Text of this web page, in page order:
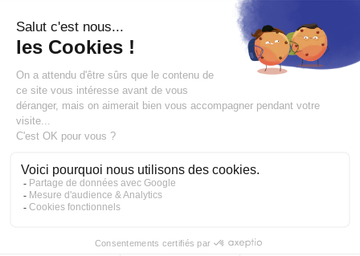
edisac.com
edisac.nl.
Rejoignez la communauté edisac :
Des modeuses comblées